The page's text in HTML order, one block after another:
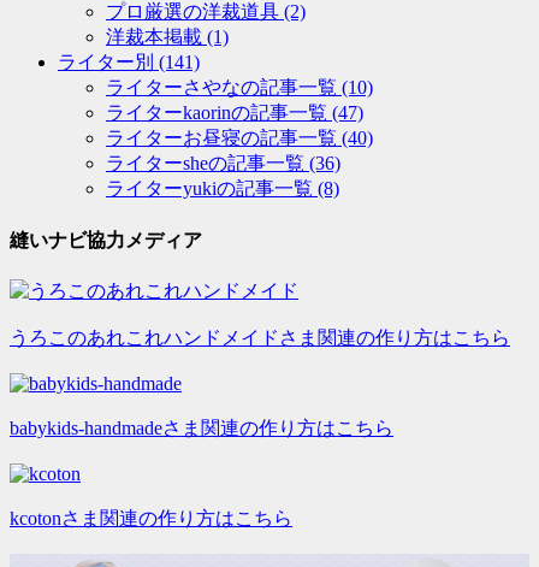
プロ厳選の洋裁道具 (2)
洋裁本掲載 (1)
ライター別 (141)
ライターさやなの記事一覧 (10)
ライターkaorinの記事一覧 (47)
ライターお昼寝の記事一覧 (40)
ライターsheの記事一覧 (36)
ライターyukiの記事一覧 (8)
縫いナビ協力メディア
うろこのあれこれハンドメイドさま関連の作り方はこちら
babykids-handmadeさま関連の作り方はこちら
kcotonさま関連の作り方はこちら